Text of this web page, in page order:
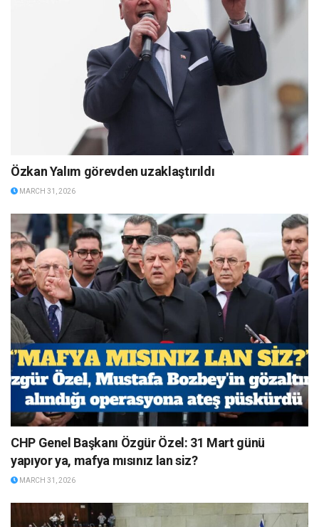
Özkan Yalım görevden uzaklaştırıldı
MARCH 31, 2026
CHP Genel Başkanı Özgür Özel: 31 Mart günü
yapıyor ya, mafya mısınız lan siz?
MARCH 31, 2026